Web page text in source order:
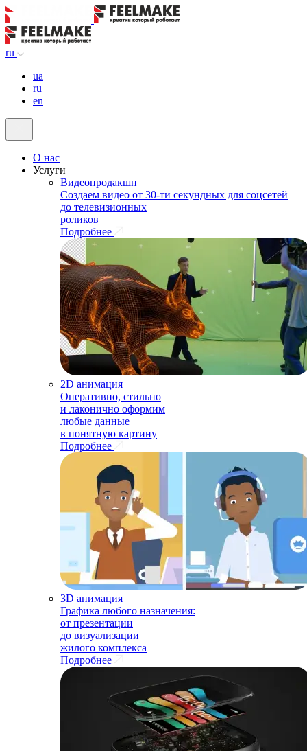
ru
ua
ru
en
О нас
Услуги
Видеопродакшн
Создаем видео от 30-ти секундных для соцсетей
до телевизионных
роликов
Подробнее
2D анимация
Оперативно, стильно
и лаконично оформим
любые данные
в понятную картину
Подробнее
3D анимация
Графика любого назначения:
от презентации
до визуализации
жилого комплекса
Подробнее